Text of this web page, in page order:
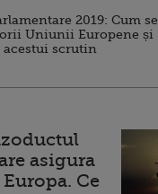
2019: Cum se
Uniunii Europene și
acestui scrutin
asigura
Ce